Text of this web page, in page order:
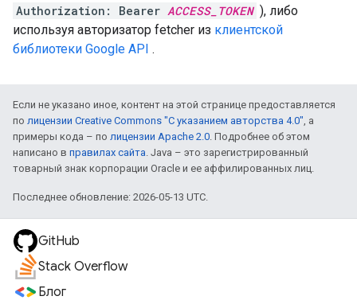
Authorization: Bearer ACCESS_TOKEN ), либо
используя авторизатор fetcher из клиентской
библиотеки Google API .
Если не указано иное, контент на этой странице предоставляется
по лицензии Creative Commons "С указанием авторства 4.0", а
примеры кода – по лицензии Apache 2.0. Подробнее об этом
написано в правилах сайта. Java – это зарегистрированный
товарный знак корпорации Oracle и ее аффилированных лиц.
Последнее обновление: 2026-05-13 UTC.
GitHub
Stack Overflow
Блог